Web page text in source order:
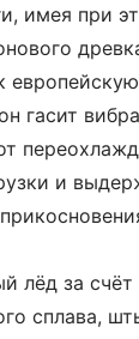
имея при
гасит
и
лёд за
сплава,